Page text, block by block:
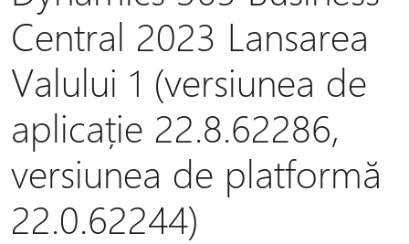
Central 2023 Lansarea
Valului 1 (versiunea de
aplicație 22.8.62286,
versiunea de platformă
22.0.62244)